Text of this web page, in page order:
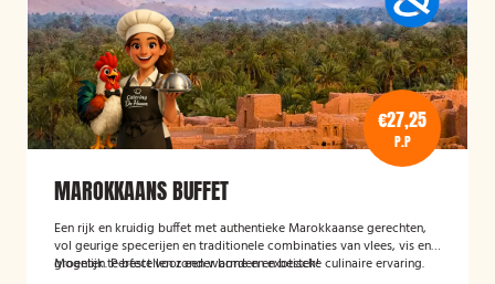
€27,25
P.P
MAROKKAANS BUFFET
Een rijk en kruidig buffet met authentieke Marokkaanse gerechten,
vol geurige specerijen en traditionele combinaties van vlees, vis en
groenten. Perfect voor een warme en exotische culinaire ervaring.
Mogelijk te bestellen zonder borden en bestek!